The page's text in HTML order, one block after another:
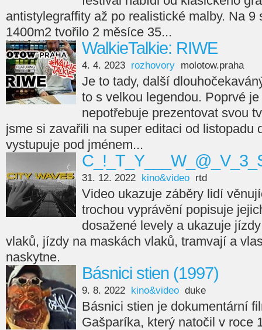
antistylegraffity až po realistické malby. Na 9
1400m2 tvořilo 2 měsíce 35...
WalkieTalkie: RIWE
4. 4. 2023 rozhovory molotow.praha
Je to tady, další
to s velkou legendou. Poprvé
nepotřebuje prezentovat svou
jsme si zavařili na super editaci od listopadu
vystupuje pod jménem...
31. 12. 2022 kino&video rtd
Video ukazuje záběry lidí
trochou vyprávění popisuje
dosažené levely a ukazuje
vlaků, jízdy na maskách vlaků, tramvají a
naskytne.
Básnici stien (1997)
9. 8. 2022 kino&video duke
Básnici stien je dokumentární
Gašparíka, který natočil v roce